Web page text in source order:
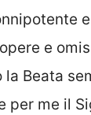
e
la Beata
per me il